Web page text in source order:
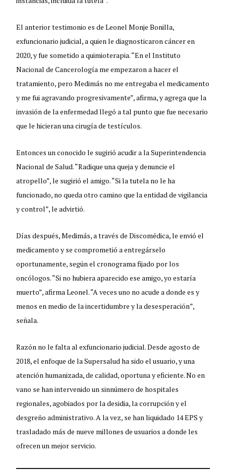
El anterior testimonio es de Leonel Monje Bonilla,
exfuncionario judicial, a quien le diagnosticaron cáncer en
2020, y fue sometido a quimioterapia. “En el Instituto
Nacional de Cancerología me empezaron a hacer el
tratamiento, pero Medimás no me entregaba el medicamento
y me fui agravando progresivamente”, afirma, y agrega que la
invasión de la enfermedad llegó a tal punto que fue necesario
que le hicieran una cirugía de testículos.
Entonces un conocido le sugirió acudir a la Superintendencia
Nacional de Salud. “Radique una queja y denuncie el
atropello”, le sugirió el amigo. “Si la tutela no le ha
funcionado, no queda otro camino que la entidad de vigilancia
y control”, le advirtió.
Días después, Medimás, a través de Discomédica, le envió el
medicamento y se comprometió a entregárselo
oportunamente, según el cronograma fijado por los
oncólogos. “Si no hubiera aparecido ese amigo, yo estaría
muerto”, afirma Leonel. “A veces uno no acude a donde es y
menos en medio de la incertidumbre y la desesperación”,
señala.
Razón no le falta al exfuncionario judicial. Desde agosto de
2018, el enfoque de la Supersalud ha sido el usuario, y una
atención humanizada, de calidad, oportuna y eficiente. No en
vano se han intervenido un sinnúmero de hospitales
regionales, agobiados por la desidia, la corrupción y el
desgreño administrativo. A la vez, se han liquidado 14 EPS y
trasladado más de nueve millones de usuarios a donde les
ofrecen un mejor servicio.